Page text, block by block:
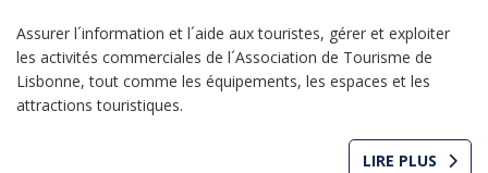
Assurer l´information et l´aide aux touristes, gérer et exploiter
les activités commerciales de l´Association de Tourisme de
Lisbonne, tout comme les équipements, les espaces et les
attractions touristiques.
LIRE PLUS